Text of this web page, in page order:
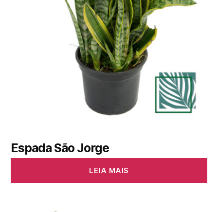
Espada São Jorge
LEIA MAIS